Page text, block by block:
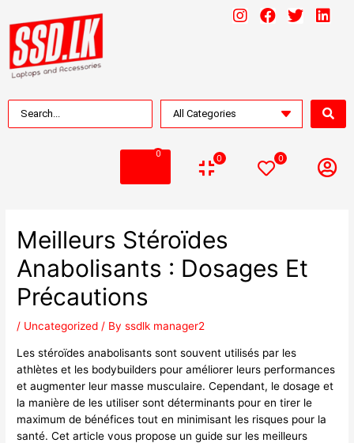
0 0 0
Meilleurs Stéroïdes
Anabolisants : Dosages Et
Précautions
/ Uncategorized / Byssdlk manager2
Les stéroïdes anabolisants sont souvent utilisés par les
athlètes et les bodybuilders pour améliorer leurs performances
et augmenter leur masse musculaire. Cependant, le dosage et
la manière de les utiliser sont déterminants pour en tirer le
maximum de bénéfices tout en minimisant les risques pour la
santé. Cet article vous propose un guide sur les meilleurs